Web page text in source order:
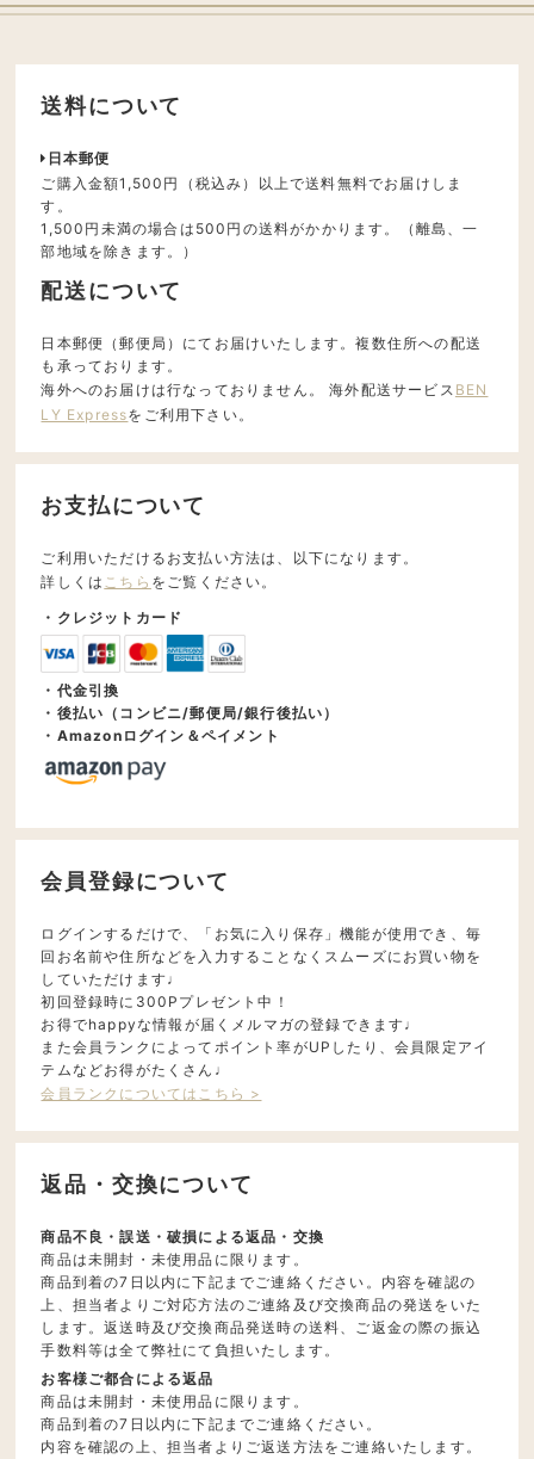
送料について
日本郵便
ご購入金額1,500円（税込み）以上で送料無料でお届けしま
す。
1,500円未満の場合は500円の送料がかかります。（離島、一
部地域を除きます。）
配送について
日本郵便（郵便局）にてお届けいたします。複数住所への配送
も承っております。
海外へのお届けは行なっておりません。 海外配送サービス BEN
LY Expressをご利用下さい。
お支払について
ご利用いただけるお支払い方法は、以下になります。
詳しくは こちら をご覧ください。
・クレジットカード
・代金引換
・後払い（コンビニ/郵便局/銀行後払い）
・Amazonログイン＆ペイメント
会員登録について
ログインするだけで、「お気に入り保存」機能が使用でき、毎
回お名前や住所などを入力することなくスムーズにお買い物を
していただけます♩
初回登録時に300Pプレゼント中！
お得でhappyな情報が届くメルマガの登録できます♩
また会員ランクによってポイント率がUPしたり、会員限定アイ
テムなどお得がたくさん♩
会員ランクについてはこちら >
返品・交換について
商品不良・誤送・破損による返品・交換
商品は未開封・未使用品に限ります。
商品到着の7日以内に下記までご連絡ください。内容を確認の
上、担当者よりご対応方法のご連絡及び交換商品の発送をいた
します。返送時及び交換商品発送時の送料、ご返金の際の振込
手数料等は全て弊社にて負担いたします。
お客様ご都合による返品
商品は未開封・未使用品に限ります。
商品到着の7日以内に下記までご連絡ください。
内容を確認の上、担当者よりご返送方法をご連絡いたします。